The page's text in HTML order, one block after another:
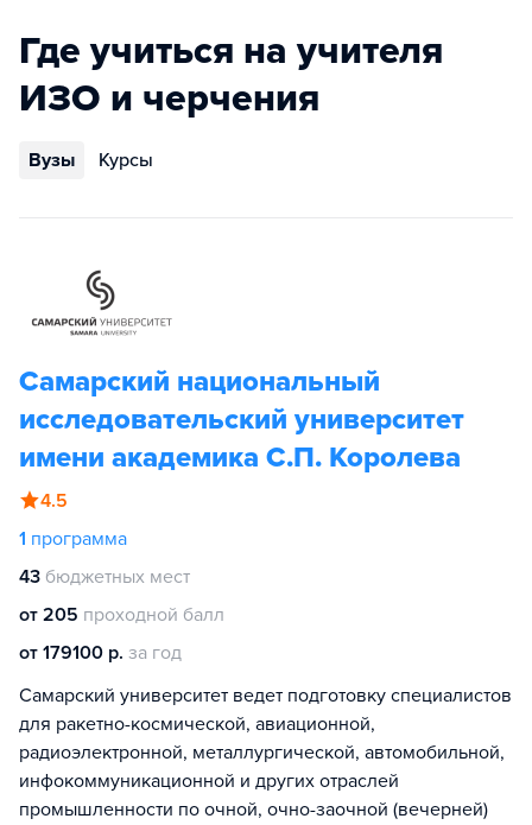
Где учиться на учителя
ИЗО и черчения
Вузы Курсы
Самарский национальный
исследовательский университет
имени академика С.П. Королева
4.5
1 программа
43 бюджетных мест
от 205 проходной балл
от 179100 р. за год
Самарский университет ведет подготовку специалистов
для ракетно-космической, авиационной,
радиоэлектронной, металлургической, автомобильной,
инфокоммуникационной и других отраслей
промышленности по очной, очно-заочной (вечерней)